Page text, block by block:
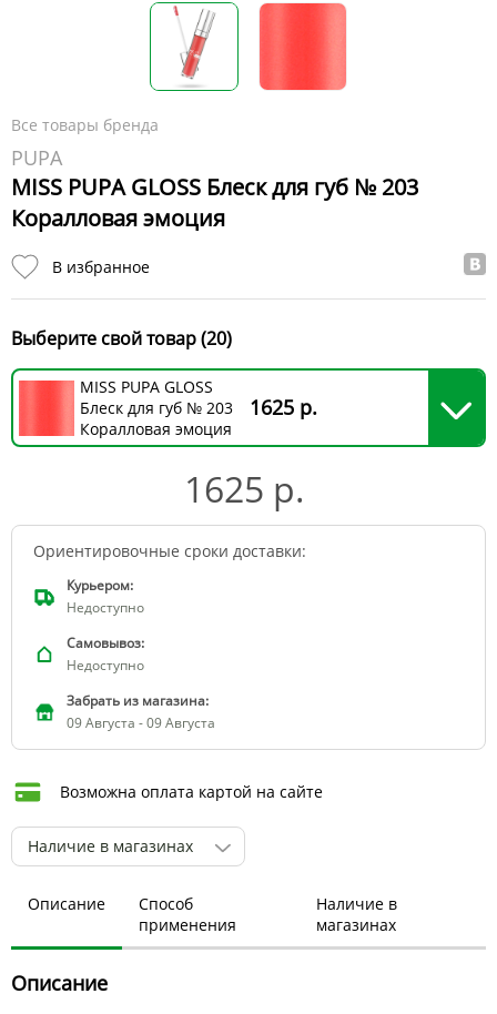
Все товары бренда
PUPA
MISS PUPA GLOSS Блеск для губ № 203
Коралловая эмоция
В избранное
Выберите свой товар (20)
MISS PUPA GLOSS
Блеск для губ № 203
Коралловая эмоция
1625 р.
1625 р.
Ориентировочные сроки доставки:
Курьером:
Недоступно
Самовывоз:
Недоступно
Забрать из магазина:
09 Августа - 09 Августа
Возможна оплата картой на сайте
Наличие в магазинах
Описание
Способ
применения
Наличие в
магазинах
Описание